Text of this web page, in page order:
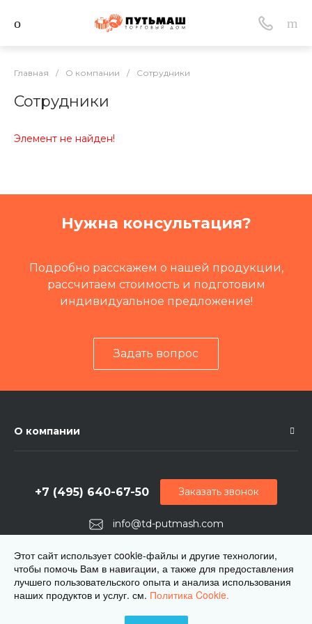
Главная / О компании / Сотрудники
Сотрудники
Элемент не найден!
Нужна консультация?
Подробно расскажем о нашей продукции,
рассчитаем стоимость и подготовим
индивидуальное предложение!
Задать вопрос
О компании
info@td-putmash.com
+7 (495) 640-67-50
г. Москва, 1-й Кирпичный переулок, дом 2
Заказать звонок
Этот сайт использует cookie-файлы и другие технологии,
чтобы помочь Вам в навигации, а также для предоставления
лучшего пользовательского опыта и анализа использования
наших продуктов и услуг. см. Политика Cookie.